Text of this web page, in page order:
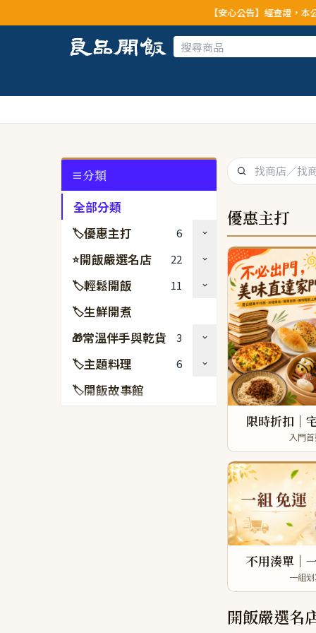
【安心公告】經查證，本公司全品項與上游供
分類
全部分類
🏷優惠主打
6
⭐開飯嚴選名店
22
🏷輕鬆開飯
11
🏷生鮮開煮
🎁常溫伴手與乾貨
3
🏷主題料理
6
🏷開飯故事館
優惠主打
限時折扣｜
入門
不用湊單｜
一組
開飯嚴選名